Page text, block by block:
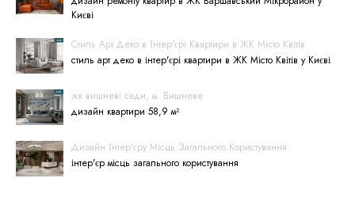
Києві
Стиль Арт Деко в Інтер'єрі Квартири в ЖК Місто Квітів
стиль арт деко в інтер'єрі квартири в ЖК Місто Квітів у Києві
жк вишневі сади, м. Вишневе
дизайн квартири 58,9 м²
Дизайн Інтер'єру Місць Загального Користування
інтер'єр місць загального користування